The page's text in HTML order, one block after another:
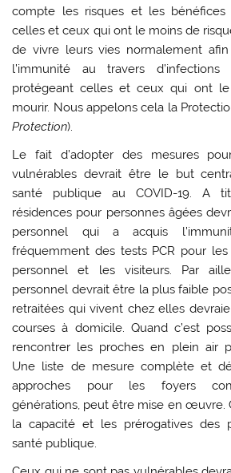
compte les risques et les bénéfices
celles et ceux qui ont le moins de
de vivre leurs vies normalement afin
l’immunité au travers
protégeant celles et ceux qui ont
mourir. Nous appelons cela la
Protection).
Le fait d’adopter des mesures
vulnérables devrait être le but
santé publique au COVID-19. A
résidences pour personnes âgées
personnel qui a acquis
fréquemment des tests PCR pour
personnel et les visiteurs. Par
personnel devrait être la plus faible
retraitées qui vivent chez elles
courses à domicile. Quand c’est
rencontrer les proches en plein air
Une liste de mesure complète et
approches pour les foyers
générations, peut être mise en œuvre.
la capacité et les prérogatives des
santé publique.